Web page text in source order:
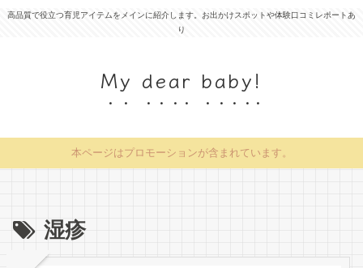
高品質で役立つ育児アイテムをメインに紹介します。お出かけスポットや体験口コミレポートあ
り
My dear baby!
本ページはプロモーションが含まれています。
湿疹